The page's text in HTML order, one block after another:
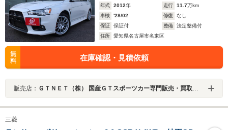
年式
2012年 走行 11.7万km
車検
'28/02 修復
なし
保証
保証付 整備
法定整備付
住所
愛知県名古屋市名東区
無
料
在庫確認・見積依頼
販売店： ＧＴＮＥＴ（株） 国産ＧＴスポーツカー専門販売・買取専門店 ＧＴＮＥＴ 名古屋
三菱